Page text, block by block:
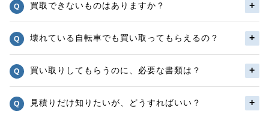
買取できないものはありますか？
壊れている自転車でも買い取ってもらえるの？
買い取りしてもらうのに、必要な書類は？
見積りだけ知りたいが、どうすればいい？